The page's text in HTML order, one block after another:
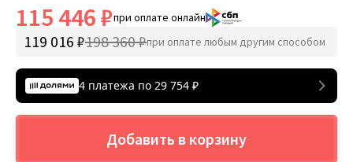
115 446 ₽при оплате онлайн
119 016 ₽198 360 ₽при оплате любым другим способом
4 платежа по 29 754 ₽
Добавить в корзину